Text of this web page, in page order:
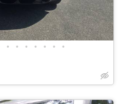
• • • • • • •